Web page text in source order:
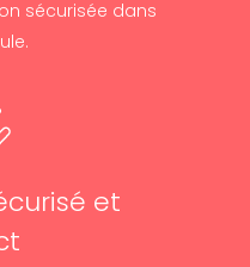
sécurisée dans
et